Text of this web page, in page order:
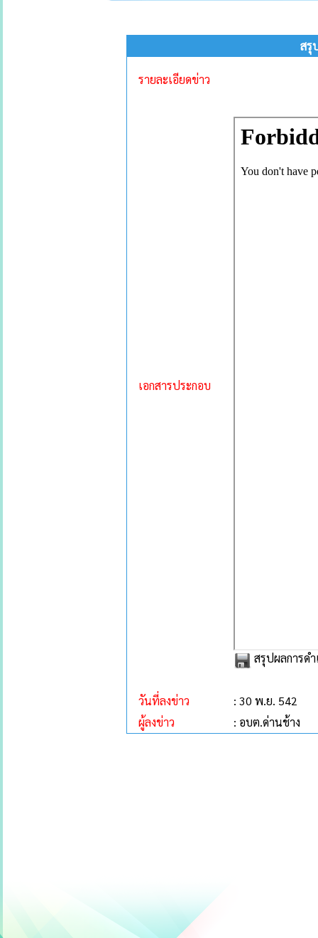
สรุ
รายละเอียดข่าว
เอกสารประกอบ
สรุปผลการด
วันที่ลงข่าว
: 30 พ.ย. 542
ผู้ลงข่าว
: อบต.ด่านช้าง